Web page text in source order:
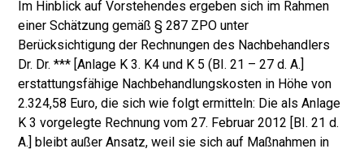
Im Hinblick auf Vorstehendes ergeben sich im Rahmen
einer Schätzung gemäß § 287 ZPO unter
Berücksichtigung der Rechnungen des Nachbehandlers
Dr. Dr. *** [Anlage K 3. K4 und K 5 (BI. 21 – 27 d. A.]
erstattungsfähige Nachbehand­lungskosten in Höhe von
2.324,58 Euro, die sich wie folgt ermitteln: Die als An­lage
K 3 vorgelegte Rechnung vom 27. Februar 2012 [BI. 21 d.
A.] bleibt außer Ansatz, weil sie sich auf Maßnahmen in